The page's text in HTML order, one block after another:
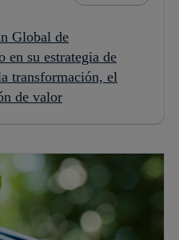
Global de
en su estrategia de
transformación, el
de valor